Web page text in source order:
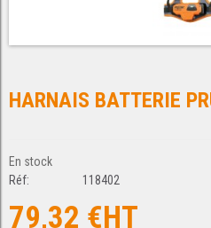
HARNAIS BATTERIE
En stock
Réf:
118402
79,32 €HT